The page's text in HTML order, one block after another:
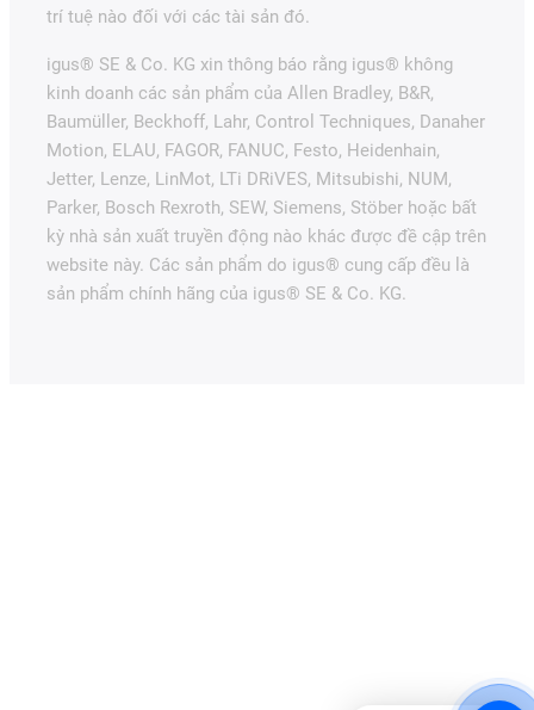
trí tuệ nào đối với các tài sản đó.
igus® SE & Co. KG xin thông báo rằng igus® không
kinh doanh các sản phẩm của Allen Bradley, B&R,
Baumüller, Beckhoff, Lahr, Control Techniques, Danaher
Motion, ELAU, FAGOR, FANUC, Festo, Heidenhain,
Jetter, Lenze, LinMot, LTi DRiVES, Mitsubishi, NUM,
Parker, Bosch Rexroth, SEW, Siemens, Stöber hoặc bất
kỳ nhà sản xuất truyền động nào khác được đề cập trên
website này. Các sản phẩm do igus® cung cấp đều là
sản phẩm chính hãng của igus® SE & Co. KG.